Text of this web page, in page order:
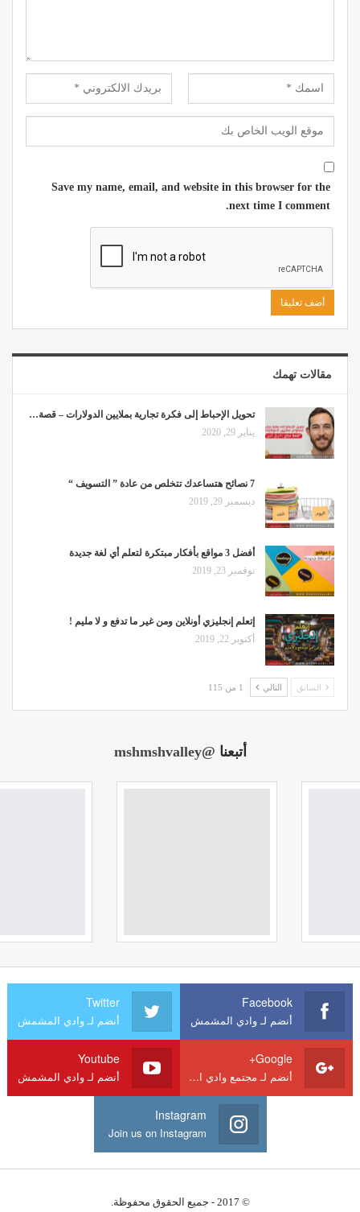
Save my name, email, and website in this browser for the
next time I comment.
مقالات تهمك
تحويل الإحباط إلى فكرة تجارية بملايين الدولارات – قصة…
يناير 29, 2020
7 نصائح هتساعدك تتخلص من عادة ” التسويف “
ديسمبر 29, 2019
أفضل 3 مواقع بأفكار مبتكرة لتعلم أي لغة جديدة
نوفمبر 23, 2019
إتعلم إنجليزي أونلاين ومن غير ما تدفع و لا مليم !
أكتوبر 22, 2019
السابق التالي 1 من 115
أتبعنا @mshmshvalley
Facebook
أنضم لـ وادي المشمش
Twitter
أنضم لـ وادي المشمش
Google+
أنضم لـ مجتمع وادي المشمش
Youtube
أنضم لـ وادي المشمش
Instagram
Join us on Instagram
© 2017 - جميع الحقوق محفوظة.